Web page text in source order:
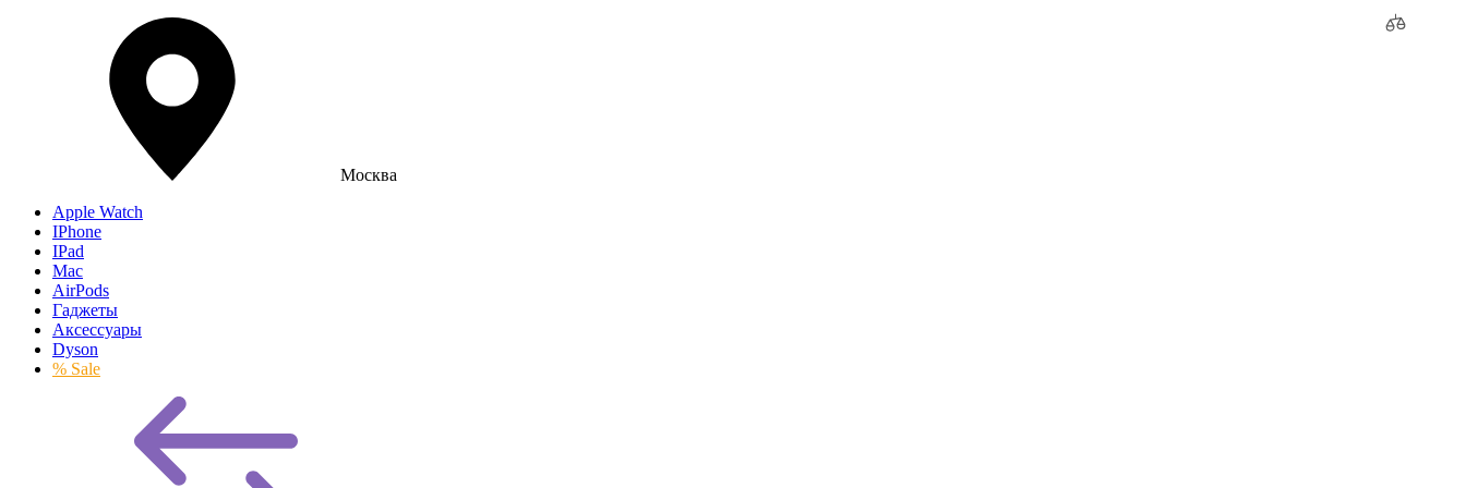
Москва
Apple Watch
IPhone
IPad
Mac
AirPods
Гаджеты
Аксессуары
Dyson
% Sale